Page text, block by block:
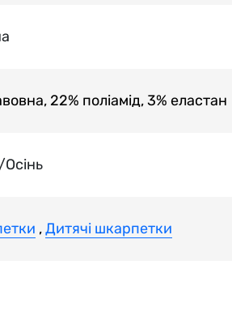
22% поліамід, 3% еластан
,Дитячі шкарпетки